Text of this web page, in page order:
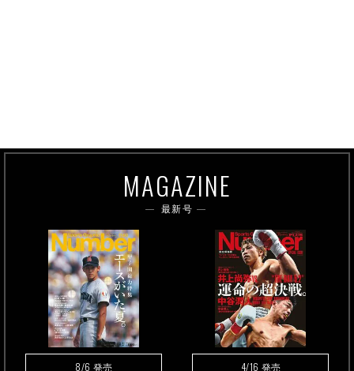
MAGAZINE
最新号
8/6 発売 4/16 発売